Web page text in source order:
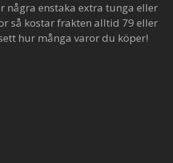
några enstaka extra tunga eller
så kostar frakten alltid 79 eller
hur många varor du köper!